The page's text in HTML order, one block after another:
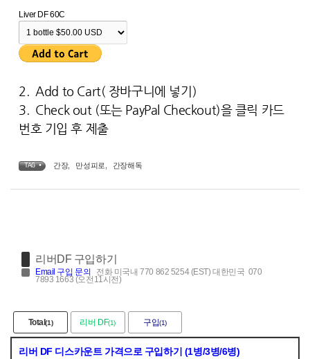
Liver DF 60C
2. Add to Cart( 장바구니에 넣기)
3. Check out (또는 PayPal Checkout)을 클릭 카드
번호 기입 후 제출
TAG • 간장, 만성피로, 간장해독
리버DF 구입하기
Email 구입 문의 전화 미국내 770 862 5254 (EST) 대한민국 070
7893 1663 (오전11시전)
Total(1) 리버 DF(1) 구입(1)
리버 DF 디스카운트 가격으로 구입하기 (1병/3병/6병)